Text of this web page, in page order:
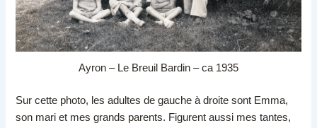
Ayron – Le Breuil Bardin – ca 1935
Sur cette photo, les adultes de gauche à droite sont Emma,
son mari et mes grands parents. Figurent aussi mes tantes,